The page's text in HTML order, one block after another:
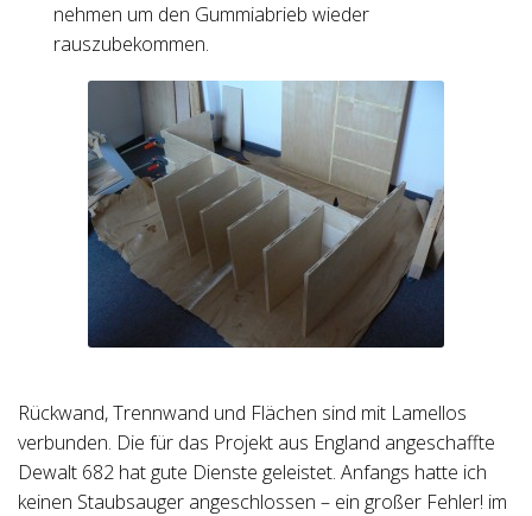
nehmen um den Gummiabrieb wieder
rauszubekommen.
Rückwand, Trennwand und Flächen sind mit Lamellos
verbunden. Die für das Projekt aus England angeschaffte
Dewalt 682 hat gute Dienste geleistet. Anfangs hatte ich
keinen Staubsauger angeschlossen – ein großer Fehler! im